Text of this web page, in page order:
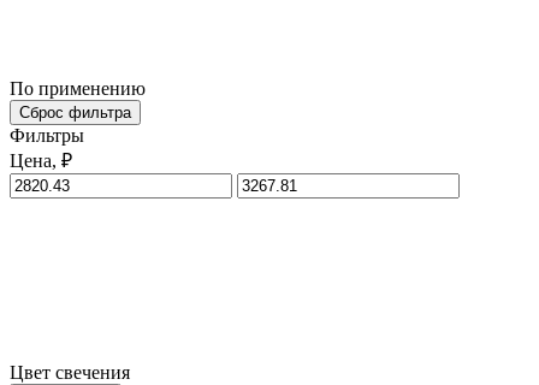
По применению
Сброс фильтра
Фильтры
Цена, ₽
Цвет свечения